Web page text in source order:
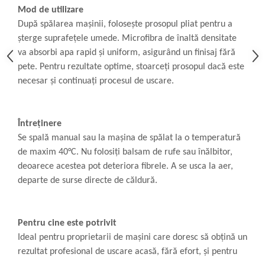
Mod de utilizare
După spălarea mașinii, folosește prosopul pliat pentru a
șterge suprafețele umede. Microfibra de înaltă densitate
va absorbi apa rapid și uniform, asigurând un finisaj fără
pete. Pentru rezultate optime, stoarceți prosopul dacă este
necesar și continuați procesul de uscare.
Întreținere
Se spală manual sau la mașina de spălat la o temperatură
de maxim 40°C. Nu folosiți balsam de rufe sau înălbitor,
deoarece acestea pot deteriora fibrele. A se usca la aer,
departe de surse directe de căldură.
Pentru cine este potrivit
Ideal pentru proprietarii de mașini care doresc să obțină un
rezultat profesional de uscare acasă, fără efort, și pentru